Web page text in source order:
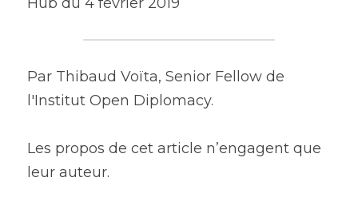
Par Thibaud Voïta, Senior Fellow de
l'Institut Open Diplomacy.
Les propos de cet article n’engagent que
leur auteur.